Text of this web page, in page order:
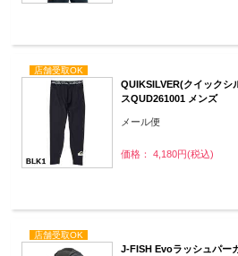
店舗受取OK
QUIKSILVER(クイックシ
スQUD261001 メンズ
メール便
価格： 4,180円(税込)
店舗受取OK
J-FISH Evoラッシュパー